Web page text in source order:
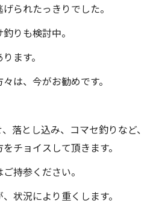
られたっきりでした。
りも検討中。
ます。
は、今がお勧めです。
落とし込み、コマセ釣りなど、
チョイスして頂きます。
持参ください。
状況により重くします。